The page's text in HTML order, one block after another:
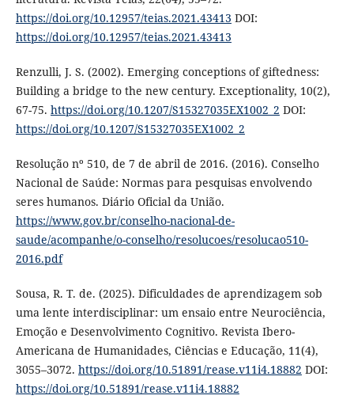
https://doi.org/10.12957/teias.2021.43413 DOI:
https://doi.org/10.12957/teias.2021.43413
Renzulli, J. S. (2002). Emerging conceptions of giftedness:
Building a bridge to the new century. Exceptionality, 10(2),
67-75. https://doi.org/10.1207/S15327035EX1002_2 DOI:
https://doi.org/10.1207/S15327035EX1002_2
Resolução nº 510, de 7 de abril de 2016. (2016). Conselho
Nacional de Saúde: Normas para pesquisas envolvendo
seres humanos. Diário Oficial da União.
https://www.gov.br/conselho-nacional-de-
saude/acompanhe/o-conselho/resolucoes/resolucao510-
2016.pdf
Sousa, R. T. de. (2025). Dificuldades de aprendizagem sob
uma lente interdisciplinar: um ensaio entre Neurociência,
Emoção e Desenvolvimento Cognitivo. Revista Ibero-
Americana de Humanidades, Ciências e Educação, 11(4),
3055–3072. https://doi.org/10.51891/rease.v11i4.18882 DOI:
https://doi.org/10.51891/rease.v11i4.18882